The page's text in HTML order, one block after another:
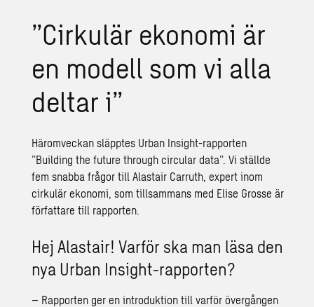
”Cirkulär ekonomi är
en modell som vi alla
deltar i”
Häromveckan släpptes Urban Insight-rapporten
”Building the future through circular data”. Vi ställde
fem snabba frågor till Alastair Carruth, expert inom
cirkulär ekonomi, som tillsammans med Elise Grosse är
författare till rapporten.
Hej Alastair! Varför ska man läsa den
nya Urban Insight-rapporten?
– Rapporten ger en introduktion till varför övergången